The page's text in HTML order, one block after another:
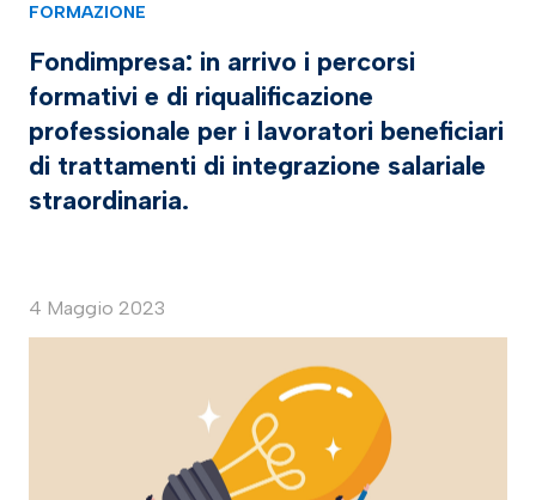
FORMAZIONE
Fondimpresa: in arrivo i percorsi
formativi e di riqualificazione
professionale per i lavoratori beneficiari
di trattamenti di integrazione salariale
straordinaria.
4 Maggio 2023